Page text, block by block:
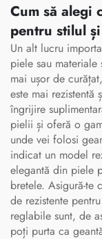
Cum să alegi
pentru stilul
Un alt lucru
piele sau materiale
mai ușor de
este mai rezistentă
îngrijire
pielii și oferă o
unde vei folosi
indicat un model
elegantă din piele
bretele. Asigură-te
de rezistente
reglabile sunt, de
poți purta ca